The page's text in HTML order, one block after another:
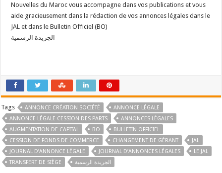
Nouvelles du Maroc vous accompagne dans vos publications et vous
aide gracieusement dans la rédaction de vos annonces légales dans le
JAL et dans le Bulletin Officiel (BO)
الجريدة الرسمية
Tags ANNONCE CRÉATION SOCIÉTÉ
ANNONCE LÉGALE
ANNONCE LÉGALE CESSION DES PARTS
ANNONCES LÉGALES
AUGMENTATION DE CAPITAL
BO
BULLETIN OFFICIEL
CESSION DE FONDS DE COMMERCE
CHANGEMENT DE GÉRANT
JAL
JOURNAL D’ANNONCE LÉGALE
JOURNAL D’ANNONCES LÉGALES
LE JAL
TRANSFERT DE SIÈGE
الجريدة الرسمية